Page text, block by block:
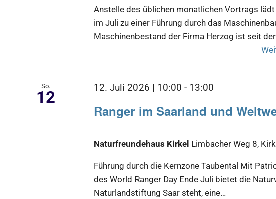
Anstelle des üblichen monatlichen Vortrags
im Juli zu einer Führung durch das
Maschinenbestand der Firma Herzog ist seit
So.
12
Ranger im Saarland und
12. Juli 2026 | 10:00 - 13:00
Naturfreundehaus Kirkel Limbacher Weg 8,
Führung durch die Kernzone Taubental Mit
des World Ranger Day Ende Juli bietet die
Naturlandstiftung Saar steht, eine…